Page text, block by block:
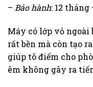
– Bảo hành: 12
Máy có lớp vỏ ngoài
rất bền mà còn tạo
giúp tô điểm cho
êm không gây ra